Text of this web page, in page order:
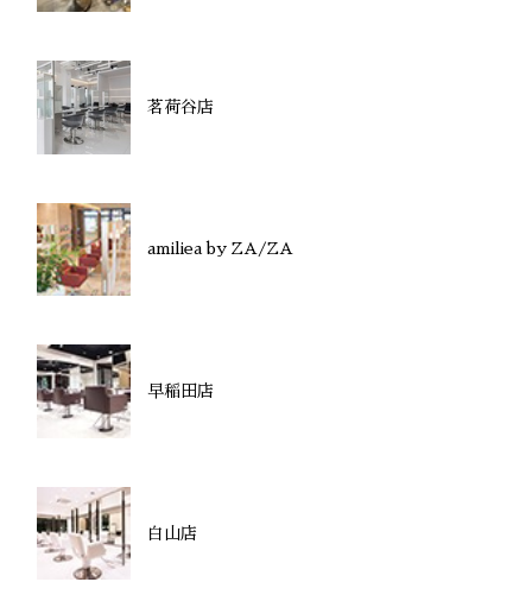
茗荷谷店
amiliea by ZA/ZA
早稲田店
白山店